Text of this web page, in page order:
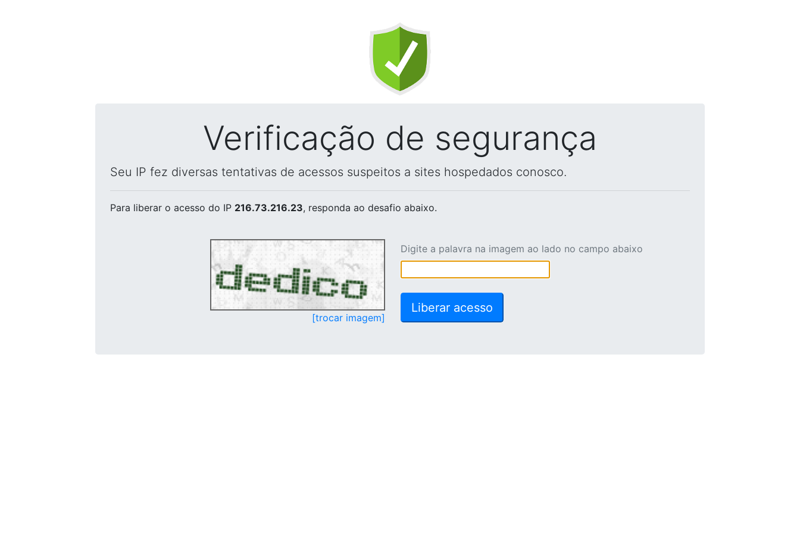
Verificação de segurança
Seu IP fez diversas tentativas de acessos suspeitos a sites hospedados conosco.
Para liberar o acesso do IP 216.73.216.23, responda ao desafio abaixo.
[trocar imagem]
Digite a palavra na imagem ao lado no campo abaixo